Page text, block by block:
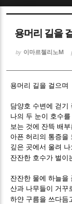
용머리 길을
by 이마르첼리노M
용머리 길을 걸으며
담양호 수변에 걷기
나의 두 눈이 호수
보는 것에 잔뜩 배부
아픈 허리의 통증을
깊은 곳에서 울려
잔잔한 호수가 벌이
잔잔한 물에 하늘을
산과 나무들이 거꾸
하얀 구름을 쓰다듬